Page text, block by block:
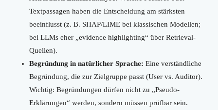
Textpassagen haben die Entscheidung am stärksten
beeinflusst (z. B. SHAP/LIME bei klassischen Modellen;
bei LLMs eher „evidence highlighting“ über Retrieval-
Quellen).
Begründung in natürlicher Sprache: Eine verständliche
Begründung, die zur Zielgruppe passt (User vs. Auditor).
Wichtig: Begründungen dürfen nicht zu „Pseudo-
Erklärungen“ werden, sondern müssen prüfbar sein.